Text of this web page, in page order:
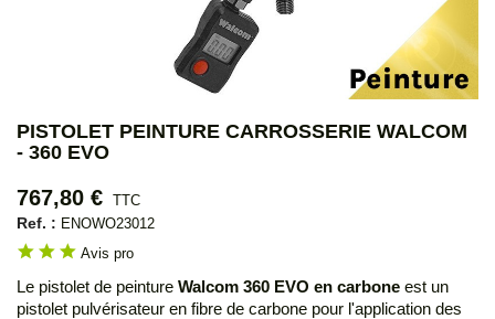
PISTOLET PEINTURE CARROSSERIE WALCOM
- 360 EVO
767,80 € TTC
Ref. : ENOWO23012
star star star Avis pro
Le pistolet de peinture Walcom 360 EVO en carbone est un
pistolet pulvérisateur en fibre de carbone pour l'application des